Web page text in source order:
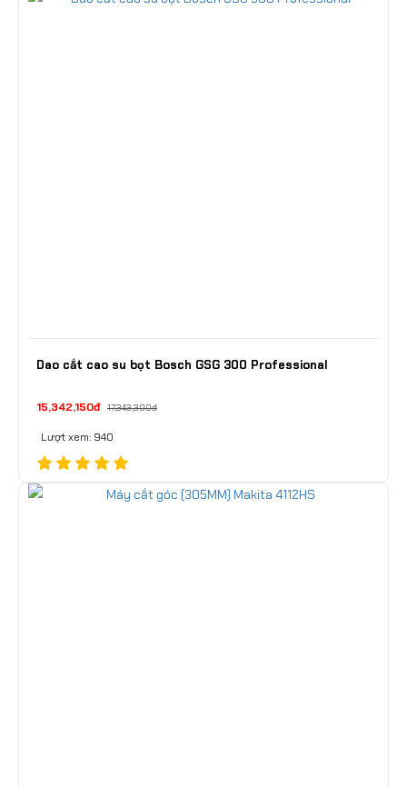
Dao cắt cao su bọt Bosch GSG 300 Professional
15,342,150đ 17,343,300đ
Lượt xem: 940